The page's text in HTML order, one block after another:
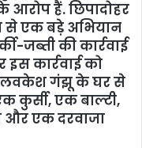
आरोप हैं. छिपादोहर
एक बड़े अभियान
की कार्रवाई
कार्रवाई को
लवकेश गंझू के घर से
कुर्सी, एक बाल्टी,
और एक दरवाजा